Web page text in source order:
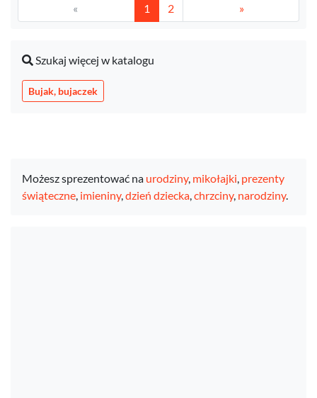
« 1 2 »
Szukaj więcej w katalogu
Bujak, bujaczek
Możesz sprezentować na urodziny, mikołajki, prezenty
świąteczne, imieniny,dzień dziecka,chrzciny, narodziny.